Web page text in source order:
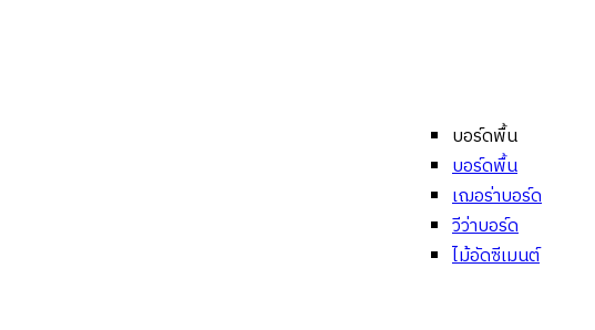
บอร์ดพื้น
บอร์ดพื้น
เฌอร่าบอร์ด
วีว่าบอร์ด
ไม้อัดซีเมนต์